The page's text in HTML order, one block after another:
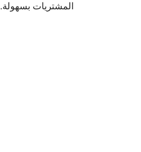
المشتريات بسهولة.